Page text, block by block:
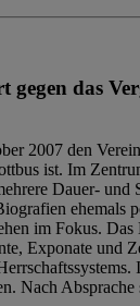
das
2007 den
ist. Im
Dauer-
im Fokus.
Exponate
Nach